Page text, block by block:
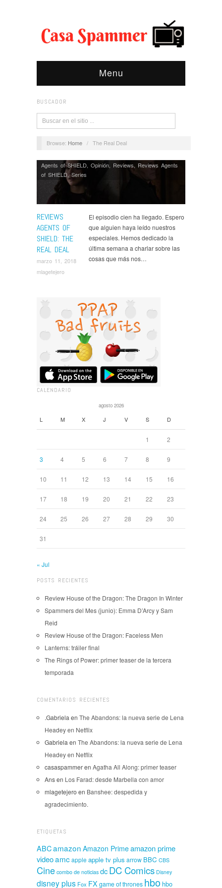
Menu
BUSCADOR
Browse: Home / The Real Deal
REVIEWS
AGENTS OF
SHIELD: THE
REAL DEAL
marzo 11, 2018
mlagetejero
Agents of SHIELD, Opinión, Reviews, Reviews Agents
of SHIELD,Series
El episodio cien ha llegado. Espero
que alguien haya leído nuestros
especiales. Hemos dedicado la
última semana a charlar sobre las
cosas que más nos…
CALENDARIO
agosto 2026
L M X J V S D
1 2
3 4 5 6 7 8 9
10 11 12 13 14 15 16
17 18 19 20 21 22 23
24 25 26 27 28 29 30
31
« Jul
POSTS RECIENTES
Review House of the Dragon: The Dragon In Winter
Spammers del Mes (junio): Emma D’Arcy y Sam
Reid
Review House of the Dragon: Faceless Men
Lanterns: tráiler final
The Rings of Power: primer teaser de la tercera
temporada
COMENTARIOS RECIENTES
.Gabriela en The Abandons: la nueva serie de Lena
Headey en Netflix
Gabriela en The Abandons: la nueva serie de Lena
Headey en Netflix
casaspammeren Agatha All Along: primer teaser
Ansen Los Farad: desde Marbella con amor
mlagetejero en Banshee: despedida y
agradecimiento.
ETIQUETAS
ABCamazon Amazon Primeamazon prime
videoamcapple apple tv plus arrow BBC CBS
Cine combo de noticias dcDC Comics Disney
disney plus Fox FX game of thrones hbo hbo